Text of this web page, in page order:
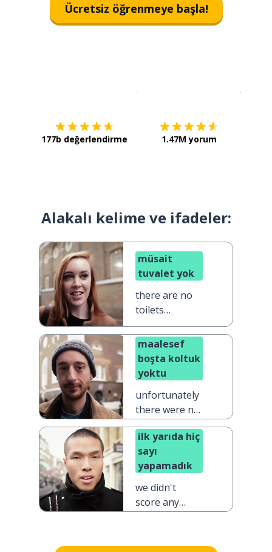
Ücretsiz öğrenmeye başla!
177b değerlendirme 1.47M yorum
Alakalı kelime ve ifadeler:
müsait
tuvalet yok
there are no
toilets
available
maalesef
boşta koltuk
yoktu
unfortunately
there were no
seats available
ilk yarıda hiç
sayı
yapamadık
we didn't
score any